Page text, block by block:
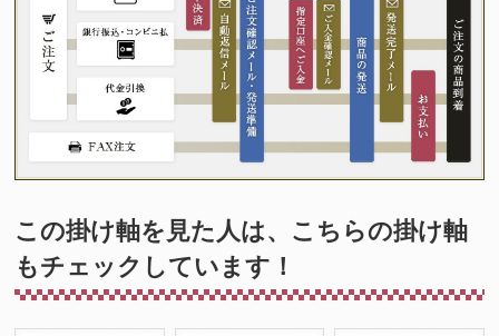
この掛け軸を見た人は、こちらの掛け軸
もチェックしています！